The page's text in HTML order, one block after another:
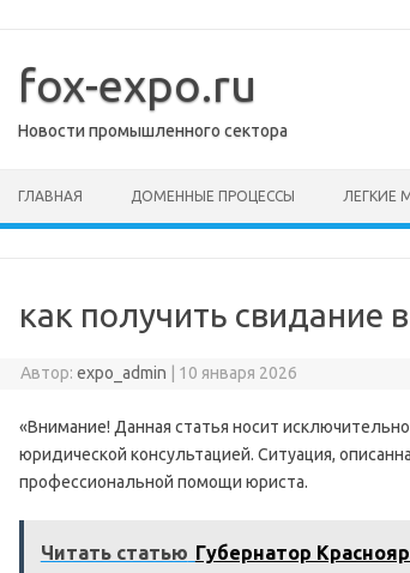
содержимому
fox-expo.ru
Новости промышленного сектора
ГЛАВНАЯ ДОМЕННЫЕ ПРОЦЕССЫ ЛЕГКИЕ
как получить свидание
Автор:expo_admin 10 января 2026
«Внимание! Данная статья носит
юридической консультацией. Ситуация,
профессиональной помощи юриста.
Читать статью Губернатор